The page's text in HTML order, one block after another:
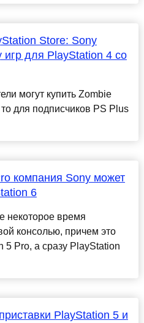
Store: Sony
игр для PlayStation 4 со
могут купить Zombie
для подписчиков PS Plus
компания Sony может
6
некоторое время
консолью, причем это
Pro, а сразу PlayStation
PlayStation 5 и